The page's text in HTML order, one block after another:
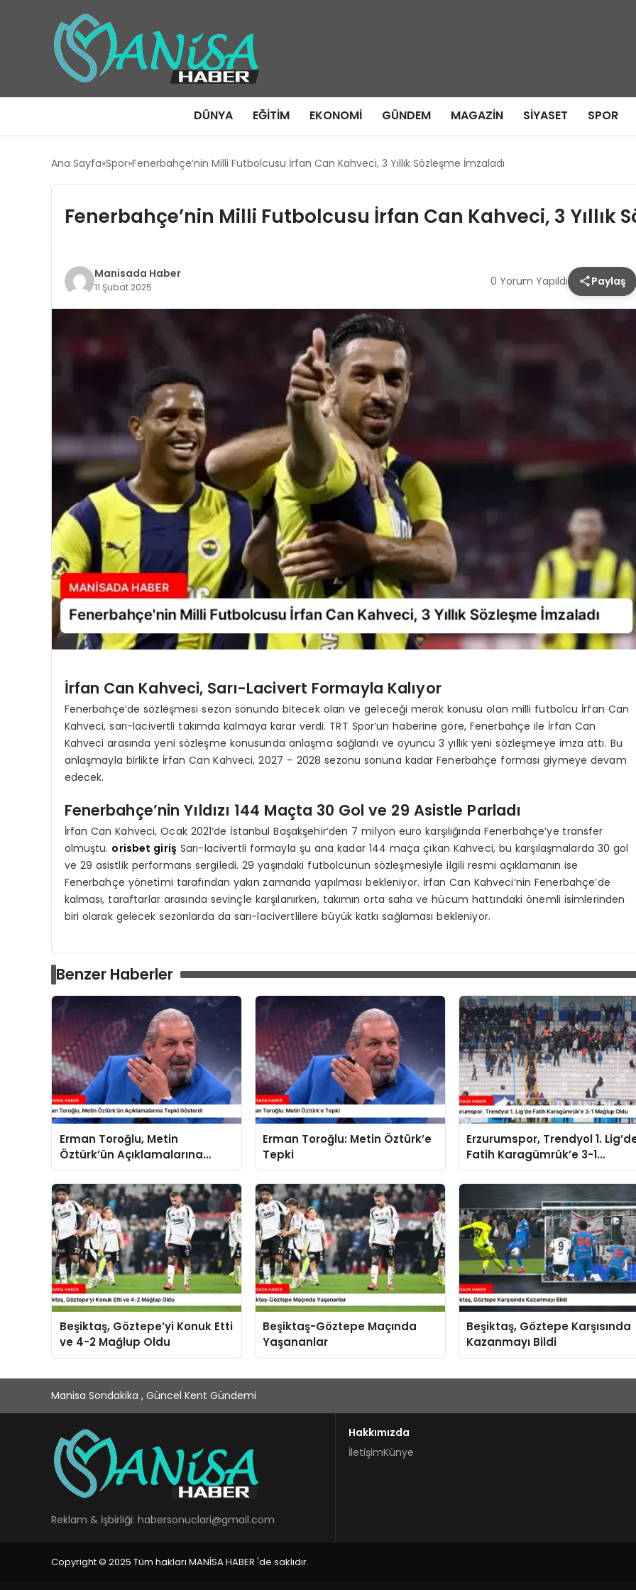
DÜNYA EĞITIM EKONOMI GÜNDEM MAGAZIN SIYASET SPOR
Ana Sayfa Spor Fenerbahçe’nin Milli Futbolcusu İrfan Can Kahveci, 3 Yıllık Sözleşme İmzaladı
Fenerbahçe’nin Milli Futbolcusu İrfan Can Kahveci, 3 Yıllık
Manisada Haber
11 Şubat 2025 0 Yorum Yapıldı Paylaş
İrfan Can Kahveci, Sarı-Lacivert Formayla Kalıyor
Fenerbahçe’de sözleşmesi sezon sonunda bitecek olan ve geleceği merak konusu olan milli futbolcu İrfan Can
Kahveci, sarı-lacivertli takımda kalmaya karar verdi. TRT Spor’un haberine göre, Fenerbahçe ile İrfan Can
Kahveci arasında yeni sözleşme konusunda anlaşma sağlandı ve oyuncu 3 yıllık yeni sözleşmeye imza attı. Bu
anlaşmayla birlikte İrfan Can Kahveci, 2027 – 2028 sezonu sonuna kadar Fenerbahçe forması giymeye devam
edecek.
Fenerbahçe’nin Yıldızı 144 Maçta 30 Gol ve 29 Asistle Parladı
İrfan Can Kahveci, Ocak 2021’de İstanbul Başakşehir’den 7 milyon euro karşılığında Fenerbahçe’ye transfer
olmuştu. orisbet giriş Sarı-lacivertli formayla şu ana kadar 144 maça çıkan Kahveci, bu karşılaşmalarda 30 gol
ve 29 asistlik performans sergiledi. 29 yaşındaki futbolcunun sözleşmesiyle ilgili resmi açıklamanın ise
Fenerbahçe yönetimi tarafından yakın zamanda yapılması bekleniyor. İrfan Can Kahveci’nin Fenerbahçe’de
kalması, taraftarlar arasında sevinçle karşılanırken, takımın orta saha ve hücum hattındaki önemli isimlerinden
biri olarak gelecek sezonlarda da sarı-lacivertlilere büyük katkı sağlaması bekleniyor.
Benzer Haberler
Erman Toroğlu, Metin
Öztürk’ün Açıklamalarına
Tepki Gösterdi
Erman Toroğlu: Metin Öztürk’e
Tepki
Erzurumspor, Trendyol 1.
Fatih Karagümrük’e 3-1
Mağlup Oldu
Beşiktaş, Göztepe’yi Konuk Etti
ve 4-2 Mağlup Oldu
Beşiktaş-Göztepe Maçında
Yaşananlar
Beşiktaş, Göztepe Karşısında
Kazanmayı Bildi
Manisa Sondakika , Güncel Kent Gündemi
Reklam & İşbirliği: habersonuclari@gmail.com
Hakkımızda
İletişimKünye
Copyright © 2025 Tüm hakları MANİSA HABER 'de saklıdır.